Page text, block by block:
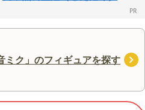
ミク」のフィギュアを探す